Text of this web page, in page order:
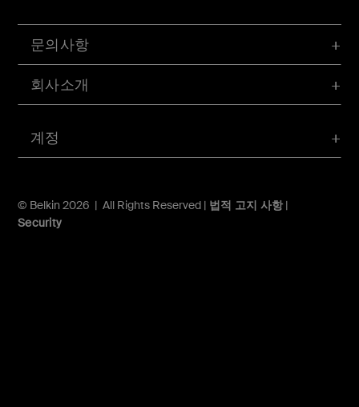
계정
문의사항
회사소개
© Belkin 2026 | All Rights Reserved | 법적 고지 사항|
Security